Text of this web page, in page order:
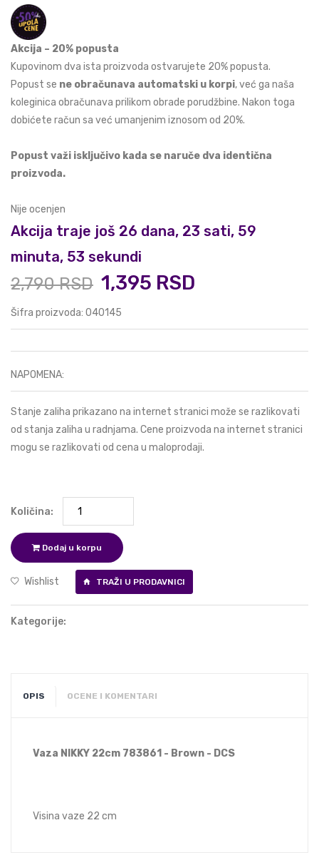
Akcija – 20% popusta
Kupovinom dva ista proizvoda ostvarujete 20% popusta.
Popust se ne obračunava automatski u korpi, već ga naša
koleginica obračunava prilikom obrade porudžbine. Nakon toga
dobićete račun sa već umanjenim iznosom od 20%.
Popust važi isključivo kada se naruče dva identična
proizvoda.
Nije ocenjen
Akcija traje još 26 dana, 23 sati, 59
minuta, 53 sekundi
2,790 RSD 1,395 RSD
Šifra proizvoda: 040145
NAPOMENA:
Stanje zaliha prikazano na internet stranici može se razlikovati
od stanja zaliha u radnjama. Cene proizvoda na internet stranici
mogu se razlikovati od cena u maloprodaji.
Količina:
Dodaj u korpu
Wishlist TRAŽI U PRODAVNICI
Kategorije:
OPIS OCENE I KOMENTARI
Vaza NIKKY 22cm 783861 - Brown - DCS
Visina vaze 22 cm